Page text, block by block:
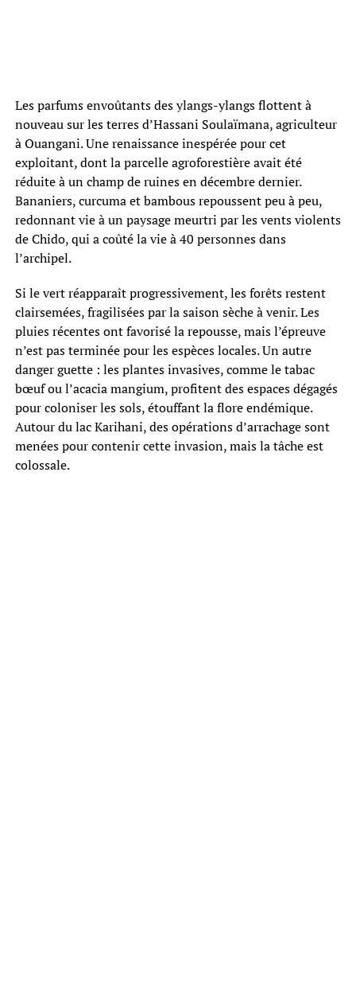
Les parfums envoûtants des ylangs-ylangs flottent à
nouveau sur les terres d’Hassani Soulaïmana, agriculteur
à Ouangani. Une renaissance inespérée pour cet
exploitant, dont la parcelle agroforestière avait été
réduite à un champ de ruines en décembre dernier.
Bananiers, curcuma et bambous repoussent peu à peu,
redonnant vie à un paysage meurtri par les vents violents
de Chido, qui a coûté la vie à 40 personnes dans
l’archipel.
Si le vert réapparaît progressivement, les forêts restent
clairsemées, fragilisées par la saison sèche à venir. Les
pluies récentes ont favorisé la repousse, mais l’épreuve
n’est pas terminée pour les espèces locales. Un autre
danger guette : les plantes invasives, comme le tabac
bœuf ou l’acacia mangium, profitent des espaces dégagés
pour coloniser les sols, étouffant la flore endémique.
Autour du lac Karihani, des opérations d’arrachage sont
menées pour contenir cette invasion, mais la tâche est
colossale.